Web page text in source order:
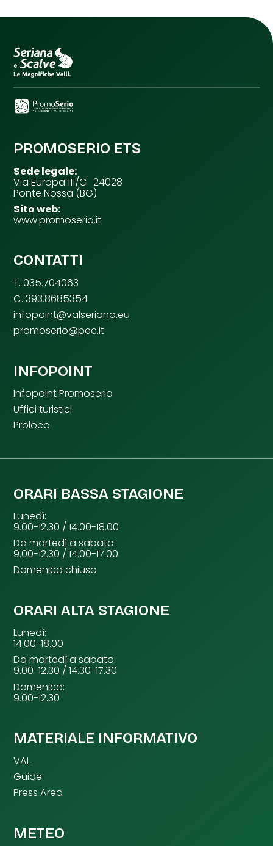
PROMOSERIO ETS
Sede legale:
Via Europa 111/C 24028
Ponte Nossa (BG)
Sito web:
www.promoserio.it
CONTATTI
T. 035.704063
C. 393.8685354
infopoint@valseriana.eu
promoserio@pec.it
INFOPOINT
Infopoint Promoserio
Uffici turistici
Proloco
ORARI BASSA STAGIONE
Lunedì:
9.00-12.30 / 14.00-18.00
Da martedì a sabato:
9.00-12.30 / 14.00-17.00
Domenica chiuso
ORARI ALTA STAGIONE
Lunedì:
14.00-18.00
Da martedì a sabato:
9.00-12.30 / 14.30-17.30
Domenica:
9.00-12.30
MATERIALE INFORMATIVO
VAL
Guide
Press Area
METEO